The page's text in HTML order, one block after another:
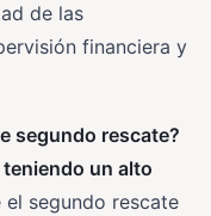
de las
financiera y
segundo rescate?
un alto
el segundo rescate